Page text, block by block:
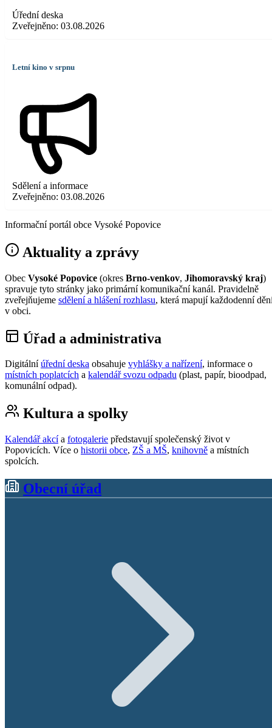
Úřední deska
Zveřejněno: 03.08.2026
Letní kino v srpnu
Sdělení a informace
Zveřejněno: 03.08.2026
Informační portál obce Vysoké Popovice
Aktuality a zprávy
Obec Vysoké Popovice (okres Brno-venkov, Jihomoravský kraj)
spravuje tyto stránky jako primární komunikační kanál. Pravidelně
zveřejňujeme sdělení a hlášení rozhlasu, která mapují každodenní
v obci.
Úřad a administrativa
Digitální úřední deska obsahuje vyhlášky a nařízení, informace o
místních poplatcích a kalendář svozu odpadu (plast, papír, bioodpad,
komunální odpad).
Kultura a spolky
Kalendář akcía fotogalerie představují společenský život v
Popovicích. Více o historii obce, ZŠ a MŠ, knihovně a místních
spolcích.
Obecní úřad